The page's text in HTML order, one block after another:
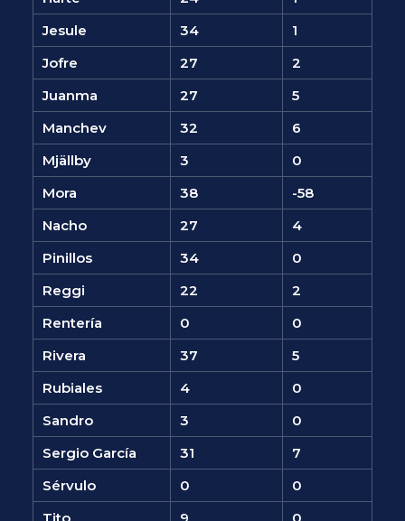
Jesule
34
1
Jofre
27
2
Juanma
27
5
Manchev
32
6
Mjällby
3
0
Mora
38
-58
Nacho
27
4
Pinillos
34
0
Reggi
22
2
Rentería
0
0
Rivera
37
5
Rubiales
4
0
Sandro
3
0
Sergio García
31
7
Sérvulo
0
0